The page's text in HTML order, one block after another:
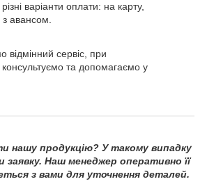
варіанти оплати: на карту,
з авансом.
відмінний сервіс, при
консультуємо та допомагаємо у
нашу продукцію? У такому випадку
Наш менеджер оперативно її
з вами для уточнення деталей.